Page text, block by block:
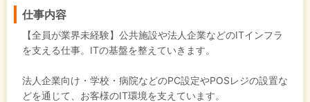
仕事内容
【全員が業界未経験】公共施設や法人企業などのITインフラ
を支える仕事。ITの基盤を整えていきます。
法人企業向け・学校・病院などのPC設定やPOSレジの設置な
どを通じて、お客様のIT環境を支えています。